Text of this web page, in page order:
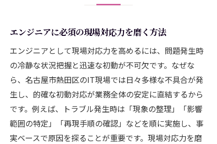
トラブル予防に役立つエンジニアの管理技
術
エンジニアの視点で考える業務継続の工夫
運用トラブルを防ぐエンジニアの点検習慣
エンジニアが重視する定期的な見直し方法
現場で活きるエンジニアの改善提案力
名古屋市でキャリアアップを目指すエンジニア
エンジニアに必須の現場対応力を磨く方法
エンジニアとして現場対応力を高めるには、問題発生時
の冷静な状況把握と迅速な初動が不可欠です。なぜな
ら、名古屋市熱田区のIT現場では日々多様な不具合が発
生し、的確な初動対応が業務全体の安定に直結するから
です。例えば、トラブル発生時は「現象の整理」「影響
範囲の特定」「再現手順の確認」などを順に実施し、事
実ベースで原因を探ることが重要です。現場対応力を磨